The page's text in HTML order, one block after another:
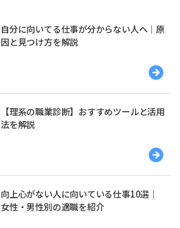
自分に向いてる仕事が分からない人へ｜原
因と見つけ方を解説
【理系の職業診断】おすすめツールと活用
法を解説
向上心がない人に向いている仕事10選｜
女性・男性別の適職を紹介